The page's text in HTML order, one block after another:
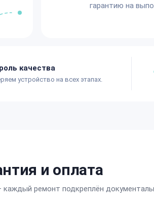
гарантию на
качества
устройство на всех этапах.
и оплата
ремонт подкреплён